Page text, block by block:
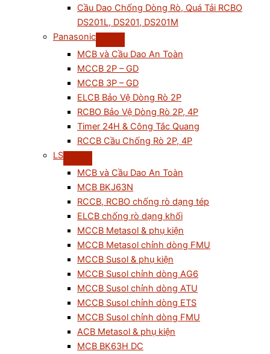
Cầu Dao Chống Dòng Rò, Quá Tải RCBO
DS201L, DS201, DS201M
Panasonic
MCB và Cầu Dao An Toàn
MCCB 2P – GD
MCCB 3P – GD
ELCB Bảo Vệ Dòng Rò 2P
RCBO Bảo Vệ Dòng Rò 2P, 4P
Timer 24H & Công Tắc Quang
RCCB Cầu Chống Rò 2P, 4P
LS
MCB và Cầu Dao An Toàn
MCB BKJ63N
RCCB, RCBO chống rò dạng tép
ELCB chống rò dạng khối
MCCB Metasol & phụ kiện
MCCB Metasol chỉnh dòng FMU
MCCB Susol & phụ kiện
MCCB Susol chỉnh dòng AG6
MCCB Susol chỉnh dòng ATU
MCCB Susol chỉnh dòng ETS
MCCB Susol chỉnh dòng FMU
ACB Metasol & phụ kiện
MCB BK63H DC